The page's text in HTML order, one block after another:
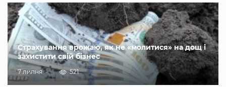
Страхування врожаю, як не «молитися» на дощ і
захистити свій бізнес
7 липня 521